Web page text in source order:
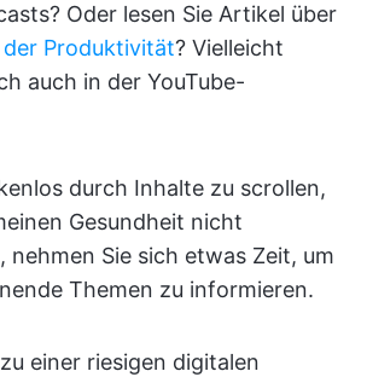
Oder lesen Sie Artikel über
Produktivität? Vielleicht
auch in der YouTube-
durch Inhalte zu scrollen,
Gesundheit nicht
nehmen Sie sich etwas Zeit, um
Themen zu informieren.
einer riesigen digitalen